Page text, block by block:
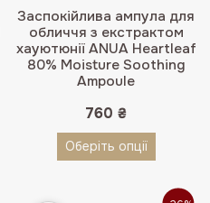
Заспокійлива ампула для
обличчя з екстрактом
хауютюнії ANUA Heartleaf
80% Moisture Soothing
Ampoule
760 ₴
Оберіть опції